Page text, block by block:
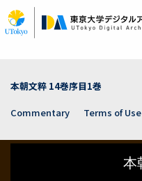
to
main
本朝文粹 14巻序目1巻
Commentary
Terms of Use